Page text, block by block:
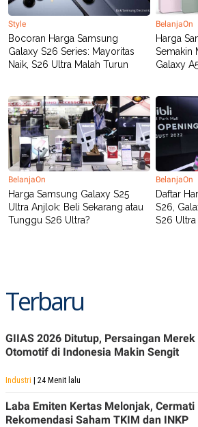
Style
Bocoran Harga Samsung
Galaxy S26 Series: Mayoritas
Naik, S26 Ultra Malah Turun
BelanjaOn
Harga
Semakin
Galaxy
BelanjaOn
Harga Samsung Galaxy S25
Ultra Anjlok: Beli Sekarang atau
Tunggu S26 Ultra?
BelanjaOn
Daftar
S26,
S26
Terbaru
GIIAS 2026 Ditutup, Persaingan Merek
Otomotif di Indonesia Makin Sengit
Industri | 24 Menit lalu
Laba Emiten Kertas Melonjak, Cermati
Rekomendasi Saham TKIM dan INKP